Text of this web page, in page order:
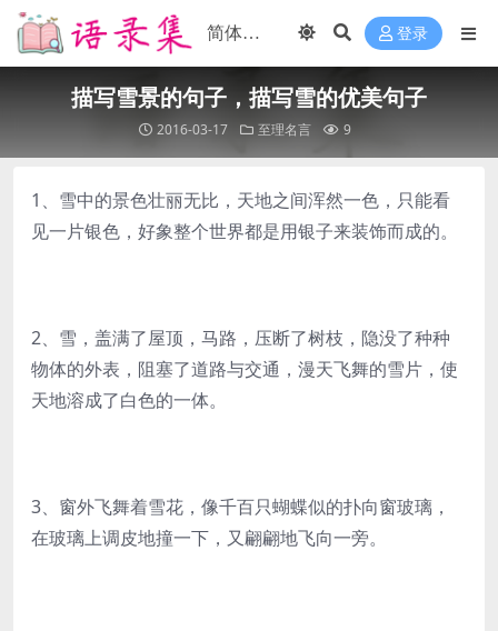
登录
描写雪景的句子，描写雪的优美句子
2016-03-17 至理名言 9
1、雪中的景色壮丽无比，天地之间浑然一色，只能看
见一片银色，好象整个世界都是用银子来装饰而成的。
2、雪，盖满了屋顶，马路，压断了树枝，隐没了种种
物体的外表，阻塞了道路与交通，漫天飞舞的雪片，使
天地溶成了白色的一体。
3、窗外飞舞着雪花，像千百只蝴蝶似的扑向窗玻璃，
在玻璃上调皮地撞一下，又翩翩地飞向一旁。